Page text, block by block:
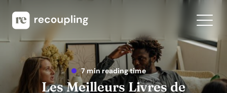
7 min reading time
Les Meilleurs Livres de